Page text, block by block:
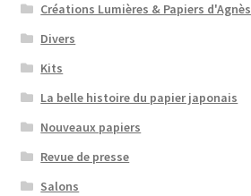
Créations Lumières & Papiers
Divers
Kits
La belle histoire du papier japonais
Nouveaux papiers
Revue de presse
Salons